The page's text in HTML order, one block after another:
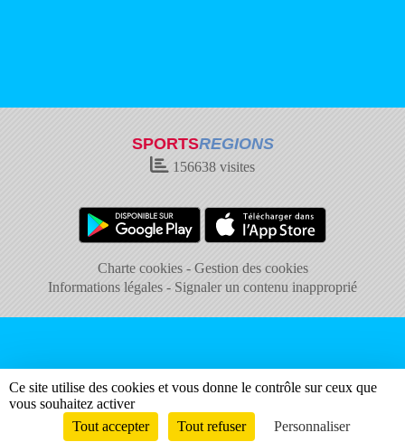
SPORTSREGIONS
156638 visites
Charte cookies
Gestion des cookies
Informations légales
Signaler un contenu inapproprié
Envie de participer ? Connexion
Ce site utilise des cookies et vous donne le contrôle sur ceux que
vous souhaitez activer
Tout accepter
Tout refuser Personnaliser